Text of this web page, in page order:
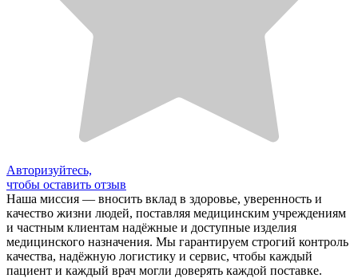
Авторизуйтесь,
чтобы оставить отзыв
Наша миссия — вносить вклад в здоровье, уверенность и
качество жизни людей, поставляя медицинским учреждениям
и частным клиентам надёжные и доступные изделия
медицинского назначения. Мы гарантируем строгий контроль
качества, надёжную логистику и сервис, чтобы каждый
пациент и каждый врач могли доверять каждой поставке.